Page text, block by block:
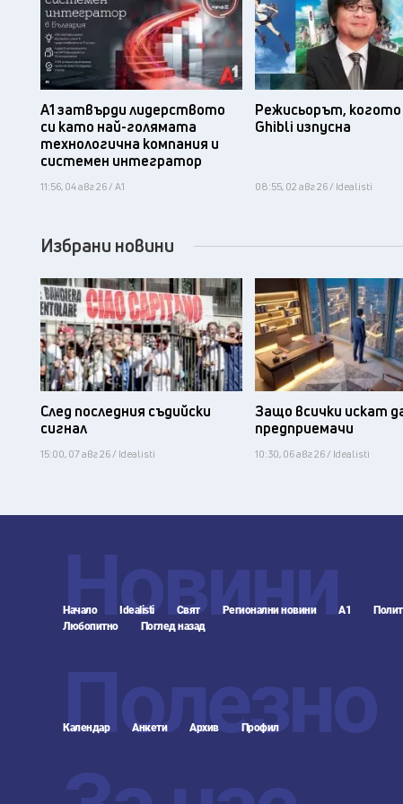
А1 затвърди лидерството
си като най-голямата
технологична компания и
системен интегратор
11:56, 04 авг 26 / А1
Режисьорът, когото
Ghibli изпусна
08:55, 02 авг 26 / Idealisti
Избрани новини
След последния съдийски
сигнал
15:00, 07 авг 26 / Idealisti
Защо всички искат
предприемачи
10:30, 06 авг 26 / Idealisti
Новини
Начало Idealisti Свят Регионални новини А1
Любопитно
Поглед назад
Полезно
Календар Анкети Архив Профил